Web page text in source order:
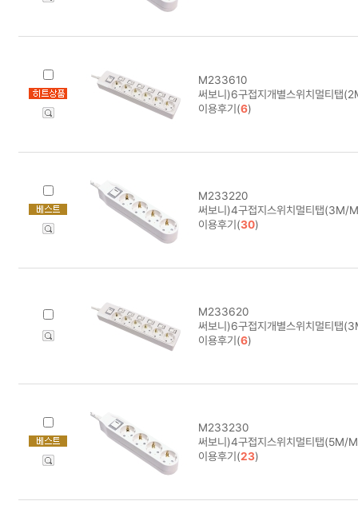
M233610
써보니)6구접지개별스위치멀티탭
이용후기(6)
M233220
써보니)4구접지스위치멀티탭
이용후기(30)
M233620
써보니)6구접지개별스위치멀티
이용후기(6)
M233230
써보니)4구접지스위치멀티탭(5M/
이용후기(23)